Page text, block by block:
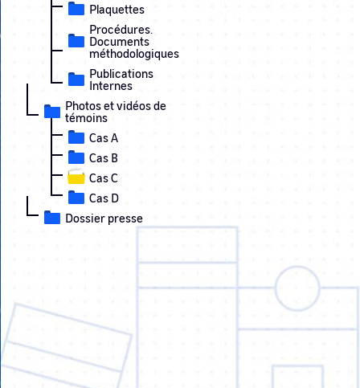
Plaquettes
Procédures.
Documents
méthodologiques
Publications
Internes
Photos et vidéos de
témoins
Cas A
Cas B
Cas C
Cas D
Dossier presse